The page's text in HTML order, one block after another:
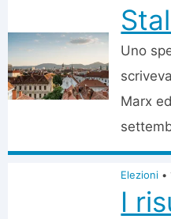
Uno
Marx
Elezioni •
I